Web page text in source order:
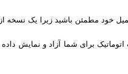
خود مطمئن باشید زیرا یک نسخه
برای شما آزاد و نمایش